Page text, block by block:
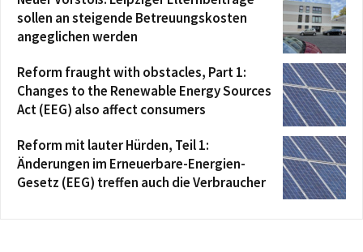
sollen an steigende Betreuungskosten
angeglichen werden
Reform fraught with obstacles, Part 1:
Changes to the Renewable Energy Sources
Act (EEG) also affect consumers
Reform mit lauter Hürden, Teil 1:
Änderungen im Erneuerbare-Energien-
Gesetz (EEG) treffen auch die Verbraucher